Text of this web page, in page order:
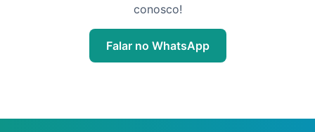
conosco!
Falar no WhatsApp